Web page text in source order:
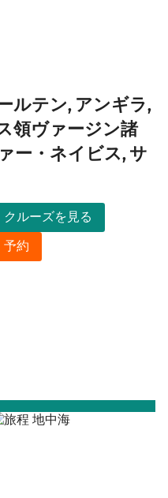
ルテン, アンギラ,
領ヴァージン諸
ー・ネイビス, サ
クルーズを見る
予約